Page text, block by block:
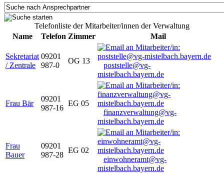
Telefonliste der Mitarbeiter/innen der Verwaltung
Name
Telefon Zimmer Mail
Sekretariat
/ Zentrale
09201
987-0
OG 13
poststelle@vg-
mistelbach.bayern.de
Frau Bär
09201
987-16
EG 05
finanzverwaltung@vg-
mistelbach.bayern.de
Frau
Bauer
09201
987-28
EG 02
einwohneramt@vg-
mistelbach.bayern.de